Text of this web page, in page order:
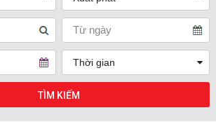
TÌM KIẾM